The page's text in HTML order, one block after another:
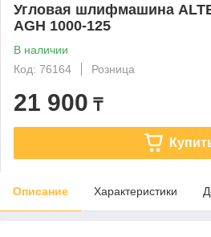
Угловая шлифмашина
AGH 1000-125
В наличии
Код: 76164
Розница
21 900 ₸
Описание Характеристики